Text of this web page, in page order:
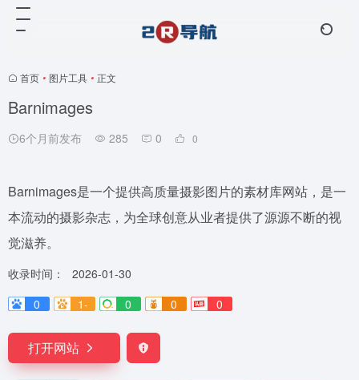
首页 • 图片工具 • 正文
Barnimages
6个月前发布 285 0 0
Barnimages是一个提供高质量摄影图片的素材库网站，是一
本流动的摄影杂志，为全球创意从业者提供了源源不断的视
觉滋养。
收录时间：
2026-01-30
0
1- 0 0 0
打开网站